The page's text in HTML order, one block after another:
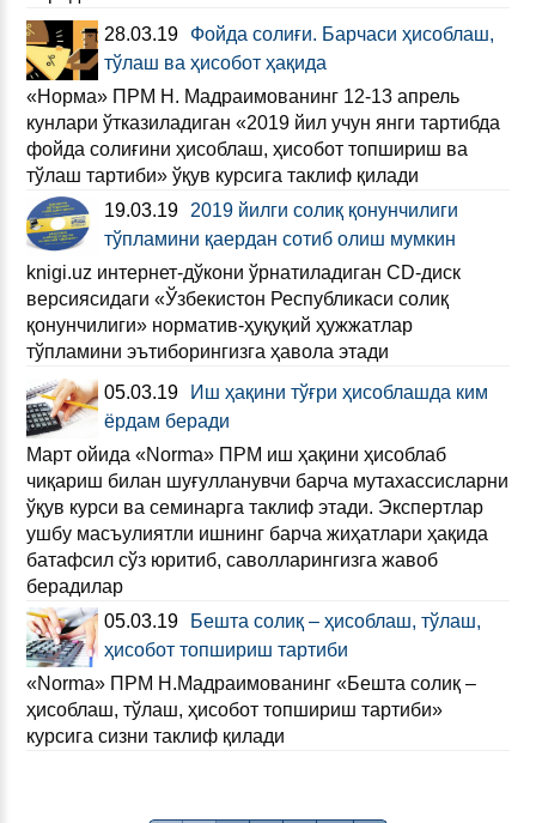
28.03.19
Фойда солиғи. Барчаси ҳисоблаш,
тўлаш ва ҳисобот ҳақида
«Норма» ПРМ Н. Мадраимованинг 12-13 апрель
кунлари ўтказиладиган «2019 йил учун янги тартибда
фойда солиғини ҳисоблаш, ҳисобот топшириш ва
тўлаш тартиби» ўқув курсига таклиф қилади
19.03.19
2019 йилги солиқ қонунчилиги
тўпламини қаердан сотиб олиш мумкин
knigi.uz интернет-дўкони ўрнатиладиган CD-диск
версиясидаги «Ўзбекистон Республикаси солиқ
қонунчилиги» норматив-ҳуқуқий ҳужжатлар
тўпламини эътиборингизга ҳавола этади
05.03.19
Иш ҳақини тўғри ҳисоблашда ким
ёрдам беради
Март ойида «Norma» ПРМ иш ҳақини ҳисоблаб
чиқариш билан шуғулланувчи барча мутахассисларни
ўқув курси ва семинарга таклиф этади. Экспертлар
ушбу масъулиятли ишнинг барча жиҳатлари ҳақида
батафсил сўз юритиб, саволларингизга жавоб
берадилар
05.03.19
Бешта солиқ – ҳисоблаш, тўлаш,
ҳисобот топшириш тартиби
«Norma» ПРМ Н.Мадраимованинг «Бешта солиқ –
ҳисоблаш, тўлаш, ҳисобот топшириш тартиби»
курсига сизни таклиф қилади